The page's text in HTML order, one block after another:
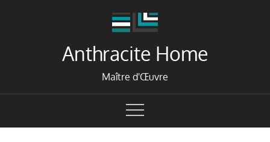
Anthracite Home
Maître d'Œuvre